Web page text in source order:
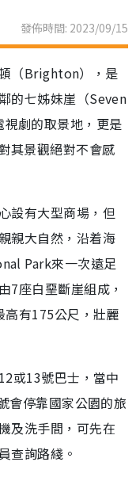
發佈時間: 2023/09/15
（Brighton），是
的七姊妹崖（Seven
劇的取景地，更是
其景觀絕對不會感
設有大型商場，但
親大自然，沿着海
Park來一次遠足
7座白堊斷崖組成，
高有175公尺，壯麗
或13號巴士，當中
會停靠國家公園的旅
及洗手間，可先在
查詢路綫。